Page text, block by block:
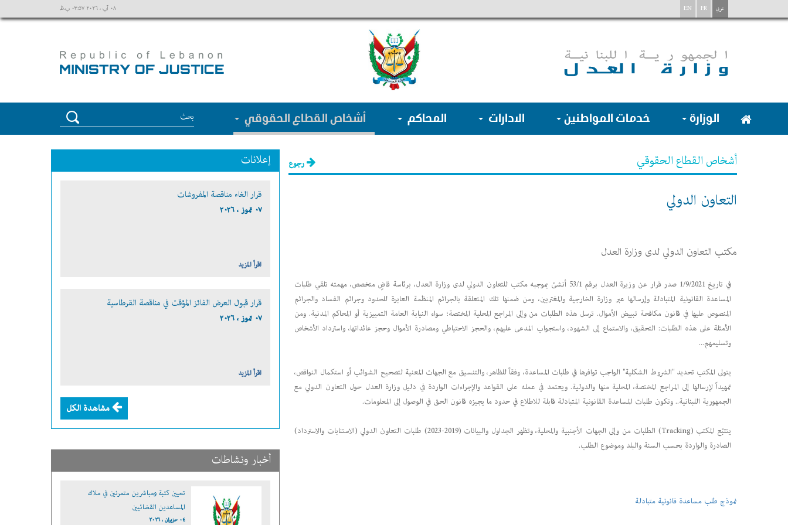
٠٨ آب ، ٢٠٢٦ ٠٣:٥٧ ب.ظ EN FR عربي
الوزارة خدمات المواطنين الادارات المحاكم أشخاص القطاع الحقوقي
أشخاص القطاع الحقوقي رجوع
التعاون الدولي
مكتب التعاون الدولي لدى وزارة العدل
في تاريخ 1/9/2021 صدر قرار عن وزيرة العدل برقم 53/1 أنشئ بموجبه مكتب للتعاون الدولي لدى وزارة العدل، برئاسة قاضٍ متخصص، مهمته تلقي طلبات
المساعدة القانونية المتبادلة وإرسالها عبر وزارة الخارجية والمغتربين، ومن ضمنها تلك المتعلقة بالجرائم المنظمة العابرة للحدود وجرائم الفساد والجرائم
المنصوص عليها في قانون مكافحة تبييض الأموال. ترسل هذه الطلبات من وإلى المراجع المحلية المختصة؛ سواء النيابة العامة التمييزية أو المحاكم المدنية. ومن
الأمثلة على هذه الطلبات: التحقيق، والاستماع إلى الشهود، واستجواب المدعى عليهم، والحجز الاحتياطي ومصادرة الأموال وحجز عائداتها، واسترداد الأشخاص
وتسليمهم...
يتولى المكتب تحديد "الشروط الشكلية" الواجب توافرها في طلبات المساعدة، وفقاً للظاهر، والتنسيق مع الجهات المعنية لتصحيح الشوائب أو استكمال النواقص،
تمهيداً لإرسالها إلى المراجع المختصة، المحلية منها والدولية. ويعتمد في عمله على القواعد والإجراءات الواردة في دليل وزارة العدل حول التعاون الدولي مع
الجمهورية اللبنانية.. وتكون طلبات المساعدة القانونية المتبادلة قابلة للاطلاع في حدود ما يجيزه قانون الحق في الوصول إلى المعلومات.
يتتبّع المكتب (Tracking) الطلبات من وإلى الجهات الأجنبية والمحلية، وتظهر الجداول والبيانات (2019-2023) طلبات التعاون الدولي (الاستنابات والاسترداد)
الصادرة والواردة بحسب السنة والبلد وموضوع الطلب.
نموذج طلب مساعدة قانونية متبادلة
إعلانات
قرار الغاء مناقصة المفروشات
٠٧ تموز ، ٢٠٢٦
اقرأ المزيد
قرار قبول العرض الفائز المؤقت في مناقصة القرطاسية
٠٧ تموز ، ٢٠٢٦
اقرأ المزيد
مشاهدة الكل
أخبار ونشاطات
تعيين كتبة ومباشرين متمرنين في ملاك
المساعدين القضائيين
٠٤ حزيران ، ٢٠٢٦